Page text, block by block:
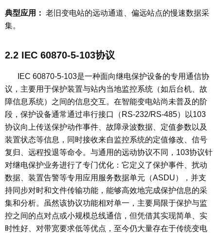
典型应用： 老旧变电站的远动通道、偏远站点的慢速数据采
集。
2.2 IEC 60870-5-103协议
IEC 60870-5-103是一种面向继电保护设备的专用通信协
议，主要用于保护装置与站内当地监控系统（如后台机、故
障信息系统）之间的信息交互。在智能变电站尚未普及的阶
段，保护设备通常通过串行接口（RS-232/RS-485）以103
协议向上传送保护动作事件、故障录波数据、定值参数以及
装置状态等信息，同时接收来自监控系统的定值修改、信号
复归、远程投退等命令。与通用的远动协议不同，103协议针
对继电保护业务进行了专门优化：它定义了保护事件、扰动
数据、装置告警等专用应用服务数据单元（ASDU），并支
持同步对时和文件传输功能，能够高效地完成保护信息的采
集和分析。虽然该协议功能相对单一，主要局限于保护与监
控之间的点对点或小规模总线通信，但凭借其实现简单、实
时性好、对带宽要求低等优点，至今仍大量存在于传统变电